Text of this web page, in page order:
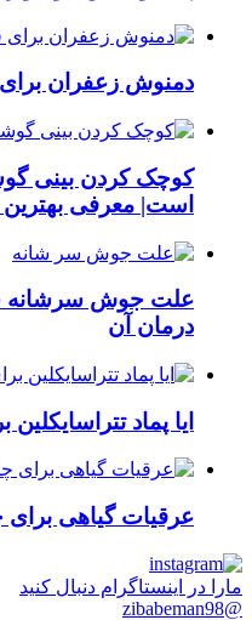
دمنوش زعفران
کوچک کردن بینی
است| معرفی
علت جوش سرشانه
درمان آن
ایا پماد
عرقیات گیاهی
مارا در اینستاگرام دنبال کنید
@zibabeman98